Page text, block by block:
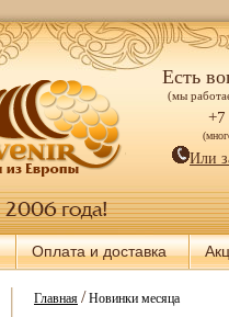
Есть
(мы
+7
Или
Оплата и доставка
Главная/Новинки месяца